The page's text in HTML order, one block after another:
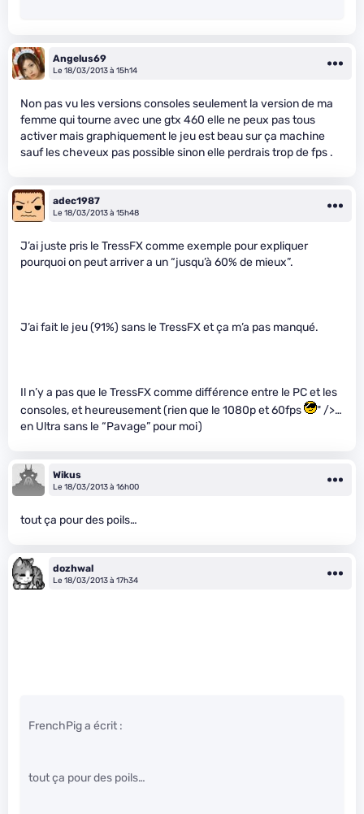
Angelus69
Le 18/03/2013 à 15h14
Non pas vu les versions consoles seulement la version de ma
femme qui tourne avec une gtx 460 elle ne peux pas tous
activer mais graphiquement le jeu est beau sur ça machine
sauf les cheveux pas possible sinon elle perdrais trop de fps .
adec1987
Le 18/03/2013 à 15h48
J’ai juste pris le TressFX comme exemple pour expliquer
pourquoi on peut arriver a un “jusqu’à 60% de mieux”.
J’ai fait le jeu (91%) sans le TressFX et ça m’a pas manqué.
Il n’y a pas que le TressFX comme différence entre le PC et les
consoles, et heureusement (rien que le 1080p et 60fps
" />…
en Ultra sans le “Pavage” pour moi)
Wikus
Le 18/03/2013 à 16h00
tout ça pour des poils…
dozhwal
Le 18/03/2013 à 17h34
FrenchPig a écrit :
tout ça pour des poils…